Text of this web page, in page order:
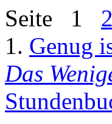
Seite 1 2
1. Genug
Das